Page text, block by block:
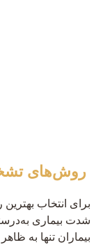
روش‌های
برای انتخاب
شدت بیماری
بیماران تنها به